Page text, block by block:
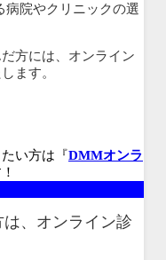
病院やクリニックの選
方には、 オンライン
ます。
い方は『DMMオンラ
、オンライン診